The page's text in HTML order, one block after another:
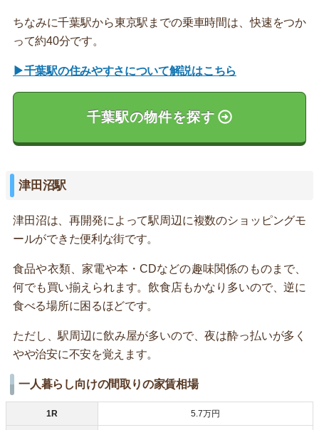
ちなみに千葉駅から東京駅までの乗車時間は、快速をつか
って約40分です。
▶千葉駅の住みやすさについて解説はこちら
千葉駅の物件を探す
津田沼駅
津田沼は、再開発によって駅周辺に複数のショッピングモ
ールができた便利な街です。
食品や衣類、家電や本・CDなどの趣味関係のものまで、
何でも買い揃えられます。飲食店もかなり多いので、逆に
食べる場所に困るほどです。
ただし、駅周辺に飲み屋が多いので、夜は酔っ払いが多く
やや治安に不安を覚えます。
一人暮らし向けの間取りの家賃相場
1R 5.7万円